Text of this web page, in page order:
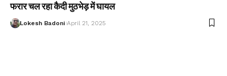
फरार चल रहा कैदी मुठभेड़ में घायल
Lokesh Badoni April 21, 2025